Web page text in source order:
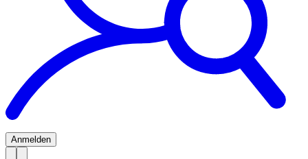
Anmelden